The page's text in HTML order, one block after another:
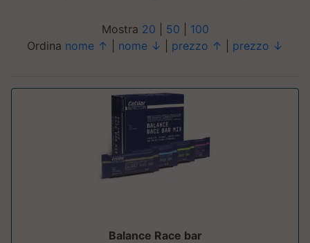
Mostra 20 50
100
Ordina nome ↑ nome ↓ prezzo ↑ prezzo ↓
Balance Race bar